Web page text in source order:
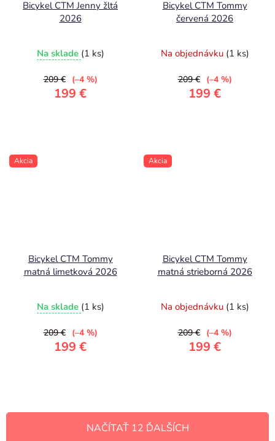
Bicykel CTM Jenny žltá
2026
Na sklade (1 ks)
199 €
209 € (–4 %)
Bicykel CTM Tommy
červená 2026
Na objednávku (1 ks)
199 €
209 € (–4 %)
Akcia
Bicykel CTM Tommy
matná limetková 2026
Na sklade (1 ks)
199 €
209 € (–4 %)
Akcia
Bicykel CTM Tommy
matná strieborná 2026
Na objednávku (1 ks)
199 €
209 € (–4 %)
NAČÍTAŤ 12 ĎALŠÍCH